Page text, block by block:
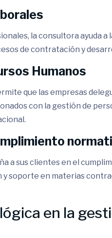
la consultora ayuda a
de contratación y
Humanos
que las empresas
con la gestión de
a sus clientes en el
soporte en materias
en la